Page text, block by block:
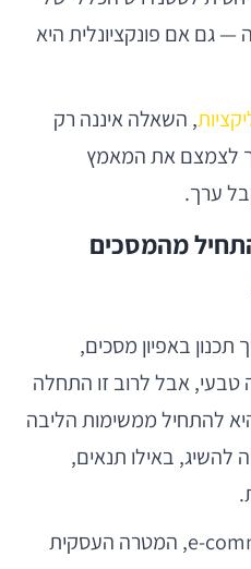
גם אם פונקציונלית היא
, השאלה איננה רק
לצמצם את המאמץ
ערך.
מהמסכים
תכנון באפיון מסכים,
טבעי, אבל לרוב זו התחלה
להתחיל ממשימות הליבה
באילו תנאים,
למשל, באפליקציית e-commerce, המטרה העסקית